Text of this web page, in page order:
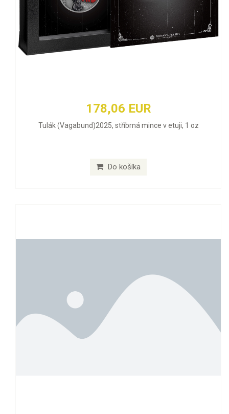
178,06 EUR
Tulák (Vagabund)2025, stříbrná mince v etuji, 1 oz
Do košíka